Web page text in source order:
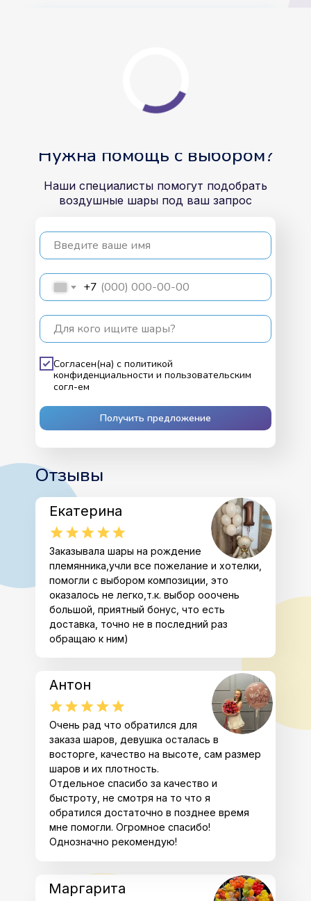
Наши специалисты помогут подобрать
воздушные шары под ваш запрос
Введите ваше имя
+7
Для кого ищите шары?
Согласен(на) с политикой
конфиденциальности и пользовательским
согл-ем
Получить предложение
Нужна помощь с выбором?
Отзывы
Заказывала шары на рождение
племянника,учли все пожелание и хотелки,
помогли с выбором композиции, это
оказалось не легко,т.к. выбор ооочень
большой, приятный бонус, что есть
доставка, точно не в последний раз
обращаю к ним)
Екатерина
Маргарита
Очень рад что обратился для
заказа шаров, девушка осталась в
восторге, качество на высоте, сам размер
шаров и их плотность.
Отдельное спасибо за качество и
быстроту, не смотря на то что я
обратился достаточно в позднее время
мне помогли. Огромное спасибо!
Однозначно рекомендую!
Антон